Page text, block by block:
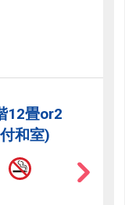
12畳or2
和室)